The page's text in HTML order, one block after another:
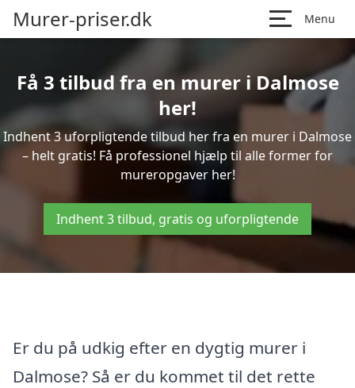
Murer-priser.dk Menu
Få 3 tilbud fra en murer i Dalmose
her!
Indhent 3 uforpligtende tilbud her fra en murer i Dalmose
– helt gratis! Få professionel hjælp til alle former for
mureropgaver her!
Indhent 3 tilbud, gratis og uforpligtende
Er du på udkig efter en dygtig murer i
Dalmose? Så er du kommet til det rette